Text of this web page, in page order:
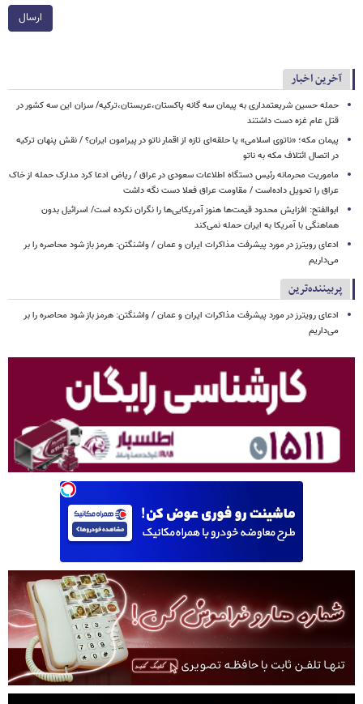
ارسال
آخرین اخبار
حمله حسین شریعتمداری به پیمان سه گانه پاکستان،عربستان،ترکیه/ سزان این سه کشور در
قتل عام غزه دست داشتند
پیمان مکه؛ «ناتوی اسلامی» یا حلقه‌ای تازه از اقمار ناتو در پیرامون ایران؟ / نقش پنهان ترکیه
در اتصال ائتلاف مکه به ناتو
ماموریت محرمانه رئیس دستگاه اطلاعات سعودی در عراق / ریاض ادعا کرد مدارک حمله از خاک
عراق را تحویل داده‌است / مقاومت عراق فعلا دست نگه داشت
ابوالفتح: افزایش محدود قیمت‌ها هنوز آمریکایی‌ها را نگران نکرده است/ اسرائیل بدون
هماهنگی با آمریکا به ایران حمله نمی‌کند
ادعای رویترز در مورد پیشرفت مذاکرات ایران و عمان / واشنگتن: هرمز باز شود محاصره را بر
می‌داریم
پربیننده‌ترین
ادعای رویترز در مورد پیشرفت مذاکرات ایران و عمان / واشنگتن: هرمز باز شود محاصره را بر
می‌داریم